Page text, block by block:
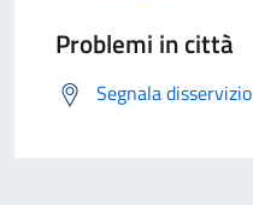
Problemi in città
Segnala disservizio